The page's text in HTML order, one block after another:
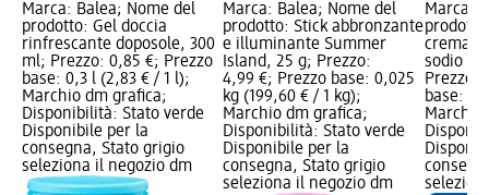
Marca: Balea; Nome del
prodotto: Gel doccia
rinfrescante doposole, 300
ml; Prezzo: 0,85 €; Prezzo
base: 0,3 l (2,83 € / 1 l);
Marchio dm grafica;
Disponibilità: Stato verde
Disponibile per la
consegna, Stato grigio
seleziona il negozio dm
Marca: Balea; Nome del
prodotto: Stick abbronzante
e illuminante Summer
Island, 25 g; Prezzo:
4,99 €; Prezzo base: 0,025
kg (199,60 € / 1 kg);
Marchio dm grafica;
Disponibilità: Stato verde
Disponibile per la
consegna, Stato grigio
seleziona il negozio dm
Marca:
crema
sodio e
Prezzo:
base:
Marchio